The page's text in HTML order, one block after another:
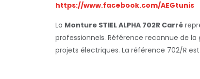
https://www.facebook.com/AEGtunis
La Monture STIEL ALPHA 702R Carré
professionnels. Référence reconnue de
projets électriques. La référence 702/R